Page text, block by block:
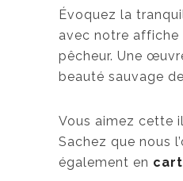
Évoquez la
avec notre affiche
pêcheur. Une
beauté sauvage
Vous aimez cette
Sachez que nous
également en